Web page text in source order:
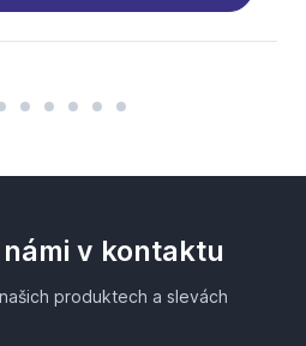
v kontaktu
produktech a slevách